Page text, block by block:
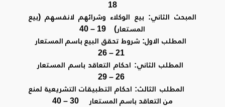
18
المبحث الثاني: بيع الوكلاء وشرائهم لانفسهم (بيع
المستعار) 19 – 40
المطلب الاول: شروط تحقق البيع باسم المستعار
المطلب الثاني: احكام التعاقد باسم المستعار
المطلب الثالث: احكام التطبيقات التشريعية لمنع
من التعاقد باسم المستعار 30 – 40